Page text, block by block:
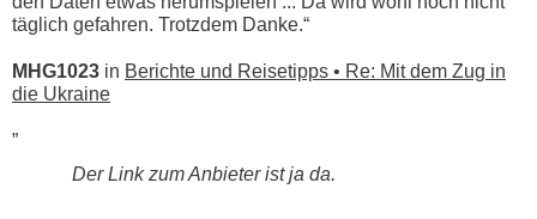
täglich gefahren. Trotzdem Danke.“
MHG1023 in Berichte und Reisetipps • Re: Mit dem Zug in
die Ukraine
„
Der Link zum Anbieter ist ja da.